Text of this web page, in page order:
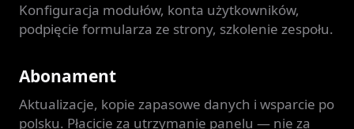
Konfiguracja modułów, konta użytkowników,
podpięcie formularza ze strony, szkolenie zespołu.
Abonament
Aktualizacje, kopie zapasowe danych i wsparcie po
polsku. Płacicie za utrzymanie panelu — nie za